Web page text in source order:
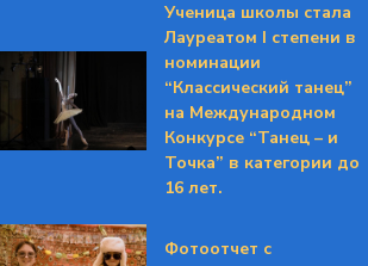
Ученица школы стала
Лауреатом I степени в
номинации
“Классический танец”
на Международном
Конкурсе “Танец – и
Точка” в категории до
16 лет.
Фотоотчет с